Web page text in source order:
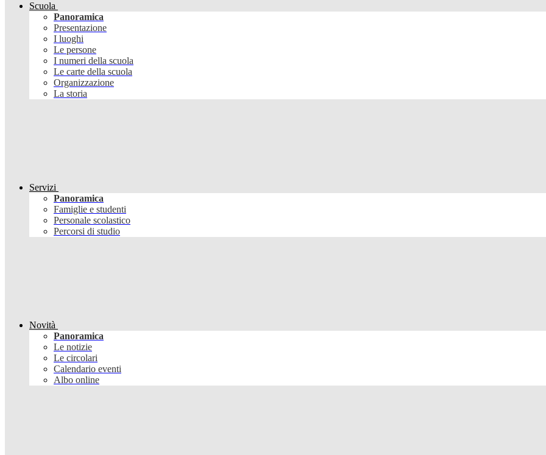
Scuola
Panoramica
Presentazione
I luoghi
Le persone
I numeri della scuola
Le carte della scuola
Organizzazione
La storia
Servizi
Panoramica
Famiglie e studenti
Personale scolastico
Percorsi di studio
Novità
Panoramica
Le notizie
Le circolari
Calendario eventi
Albo online